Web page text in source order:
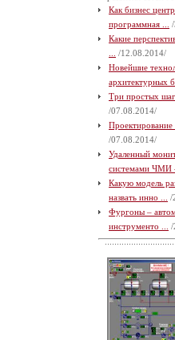
Как бизнес
программная ...
Какие
/12.08.2014/
Новейшие
архитектурных
Три простых
/07.08.2014/
Проектирование
/07.08.2014/
Удаленный
системами ЧМИ -
Какую модель
назвать инно ...
/
Фургоны –
инструменто ...
/